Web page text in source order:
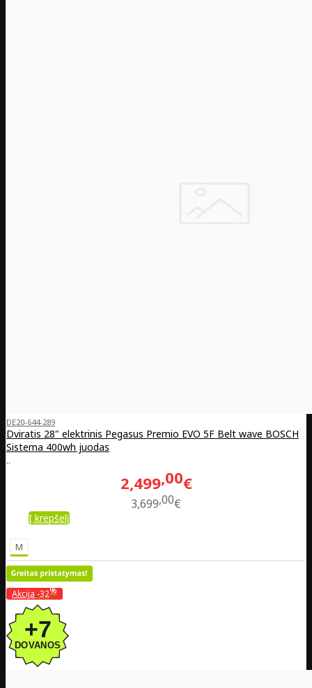
DE20-644-289
Dviratis 28" elektrinis Pegasus Premio EVO 5F Belt wave BOSCH
Sistema 400wh juodas
..
2,499 00€
3,699 00€
Į krepšelį
M
Akcija -32%